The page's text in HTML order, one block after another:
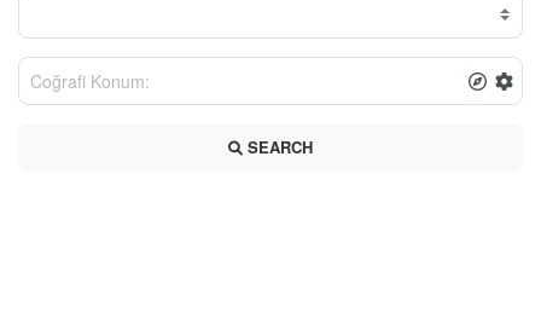
SEARCH